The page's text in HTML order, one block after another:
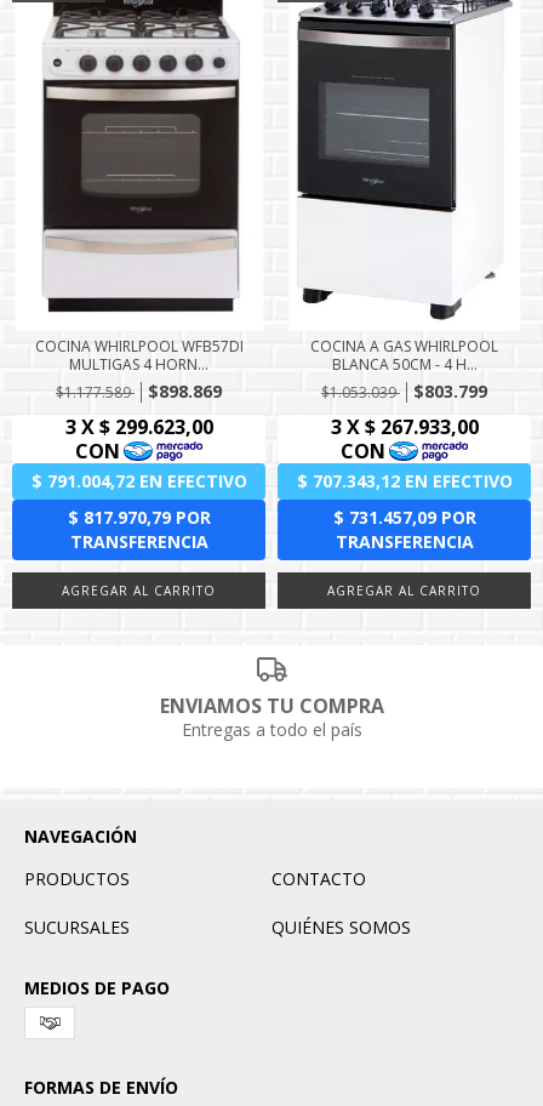
COCINA WHIRLPOOL WFB57DI
MULTIGAS 4 HORN...
$1.177.589
$898.869
COCINA A GAS WHIRLPOOL
BLANCA 50CM - 4 H...
$1.053.039
$803.799
ENVIAMOS TU COMPRA
Entregas a todo el país
NAVEGACIÓN
PRODUCTOS
CONTACTO
SUCURSALES QUIÉNES SOMOS
MEDIOS DE PAGO
FORMAS DE ENVÍO